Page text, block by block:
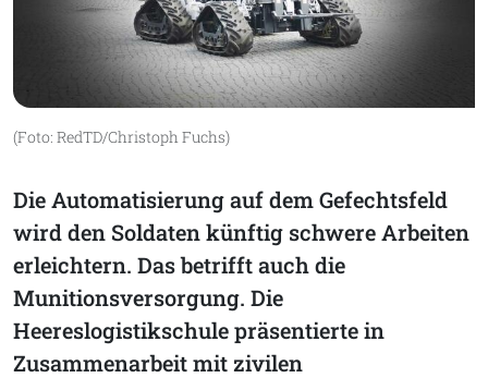
(Foto: RedTD/Christoph Fuchs)
Die Automatisierung auf dem Gefechtsfeld
wird den Soldaten künftig schwere Arbeiten
erleichtern. Das betrifft auch die
Munitionsversorgung. Die
Heereslogistikschule präsentierte in
Zusammenarbeit mit zivilen